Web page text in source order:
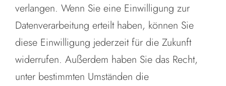
verlangen. Wenn Sie eine Einwilligung zur
Datenverarbeitung erteilt haben, können Sie
diese Einwilligung jederzeit für die Zukunft
widerrufen. Außerdem haben Sie das Recht,
unter bestimmten Umständen die